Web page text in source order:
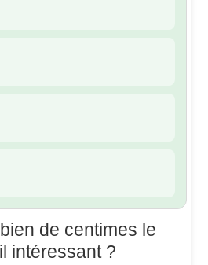
de centimes le
intéressant ?